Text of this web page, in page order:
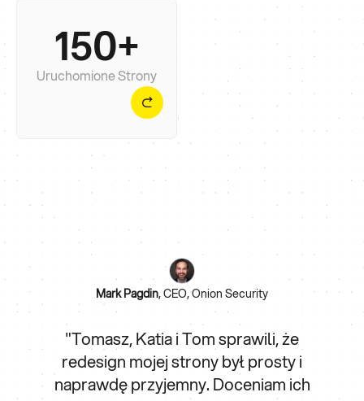
150+
Uruchomione Strony
Uruchomiliśmy 150+ stron na platformach takich
jak Webflow i Shopify, z opiniami na 5 gwiazdek —
Mark Pagdin,CEO, Onion Security
"Tomasz, Katia i Tom sprawili, że
redesign mojej strony był prosty i
naprawdę przyjemny. Doceniam ich